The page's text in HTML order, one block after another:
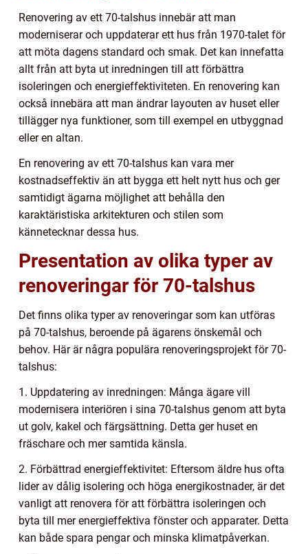
Renovering av ett 70-talshus innebär att man
moderniserar och uppdaterar ett hus från 1970-talet för
att möta dagens standard och smak. Det kan innefatta
allt från att byta ut inredningen till att förbättra
isoleringen och energieffektiviteten. En renovering kan
också innebära att man ändrar layouten av huset eller
tillägger nya funktioner, som till exempel en utbyggnad
eller en altan.
En renovering av ett 70-talshus kan vara mer
kostnadseffektiv än att bygga ett helt nytt hus och ger
samtidigt ägarna möjlighet att behålla den
karaktäristiska arkitekturen och stilen som
kännetecknar dessa hus.
Presentation av olika typer av
renoveringar för 70-talshus
Det finns olika typer av renoveringar som kan utföras
på 70-talshus, beroende på ägarens önskemål och
behov. Här är några populära renoveringsprojekt för 70-
talshus:
1. Uppdatering av inredningen: Många ägare vill
modernisera interiören i sina 70-talshus genom att byta
ut golv, kakel och färgsättning. Detta ger huset en
fräschare och mer samtida känsla.
2. Förbättrad energieffektivitet: Eftersom äldre hus ofta
lider av dålig isolering och höga energikostnader, är det
vanligt att renovera för att förbättra isoleringen och
byta till mer energieffektiva fönster och apparater. Detta
kan både spara pengar och minska klimatpåverkan.